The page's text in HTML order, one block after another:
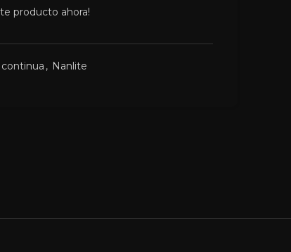
producto ahora!
continua , Nanlite